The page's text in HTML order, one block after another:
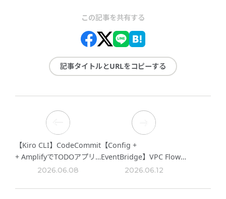
この記事を共有する
記事タイトルとURLをコピーする
【Kiro CLI】CodeCommit
+ AmplifyでTODOアプリ
をデプロイしてみた
2026.06.08
【Config +
EventBridge】VPC Flow
Logの未設定を自動検知・
みた
2026.06.12